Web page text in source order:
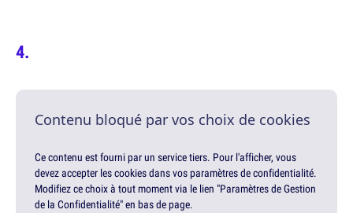
Contenu bloqué par vos choix de cookies
Ce contenu est fourni par un service tiers. Pour l'afficher, vous
devez accepter les cookies dans vos paramètres de confidentialité.
Modifiez ce choix à tout moment via le lien "Paramètres de Gestion
de la Confidentialité" en bas de page.